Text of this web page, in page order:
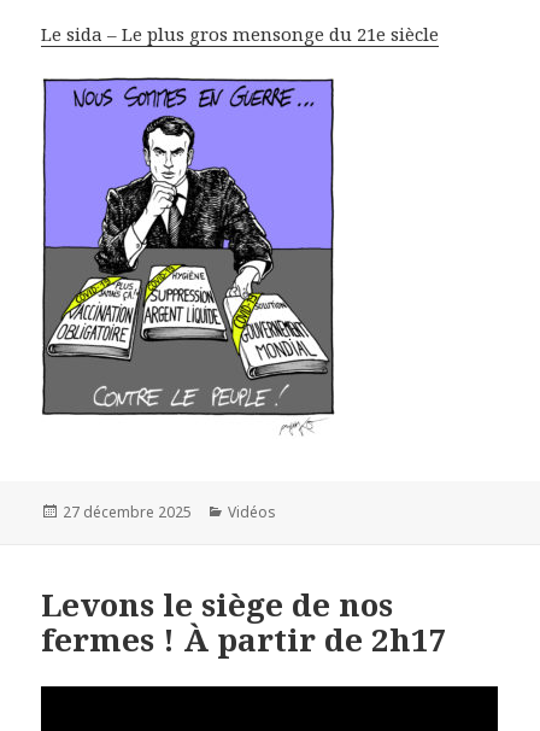
Le sida – Le plus gros mensonge du 21e siècle
Publié
27 décembre 2025 Catégories
Vidéos
Levons le siège de nos
fermes ! À partir de 2h17